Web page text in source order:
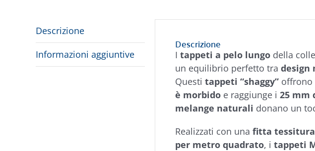
Descrizione
Informazioni aggiuntive
Descrizione
I tappeti a pelo lungo della
un equilibrio perfetto tra design
Questi tappeti “shaggy”offrono
è morbidoe raggiunge i 25 mm
melange naturali donano un
Realizzati con una fitta tessitura
per metro quadrato, i tappeti